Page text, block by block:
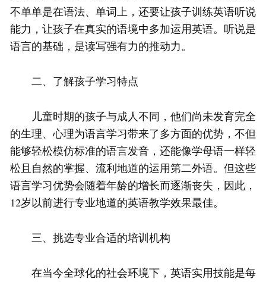
不单单是在语法、单词上，还要让孩子训练英语听说
能力，让孩子在真实的语境中多加运用英语。听说是
语言的基础，是读写强有力的推动力。
二、了解孩子学习特点
儿童时期的孩子与成人不同，他们尚未发育完全
的生理、心理为语言学习带来了多方面的优势，不但
能够轻松模仿标准的语言发音，还能像学母语一样轻
松且自然的掌握、流利地道的运用第二外语。但这些
语言学习优势会随着年龄的增长而逐渐丧失，因此，
12岁以前进行专业地道的英语教学效果最佳。
三、挑选专业合适的培训机构
在当今全球化的社会环境下，英语实用技能是每